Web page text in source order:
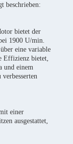
beschrieben:
bietet der
1900 U/min.
eine variable
Effizienz bietet,
und einem
einer
ausgestattet,